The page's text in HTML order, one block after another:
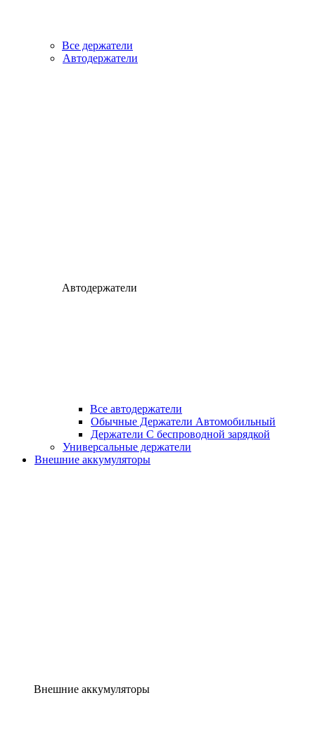
Все держатели
Автодержатели
Автодержатели
Все автодержатели
Обычные Держатели Автомобильный
Держатели С беспроводной зарядкой
Универсальные держатели
Внешние аккумуляторы
Внешние аккумуляторы